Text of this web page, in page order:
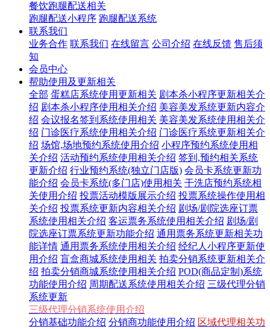
餐饮跑腿配送相关
跑腿配送小程序 跑腿配送系统
联系我们
业务合作 联系我们 在线留言 公司介绍 在线反馈 售后须
知
会员中心
帮助使用及更新相关
全部 蛋糕店系统使用更新相关 剧本杀小程序更新相关介
绍 剧本杀小程序使用相关介绍 美容美发系统更新内容介
绍 会议报名签到系统使用相关 美容美发系统使用相关介
绍 门诊医疗系统使用相关介绍 门诊医疗系统更新相关介
绍 场馆,场地预约系统使用介绍 小程序预约系统使用相
关介绍 活动预约系统使用相关介绍 签到,预约相关系统
更新介绍 行业预约系统(独立门店版) 会员卡系统更新功
能介绍 会员卡系统(多门店)使用相关 干洗店预约系统相
关使用介绍 投票活动模版展示介绍 投票系统操作使用相
关介绍 投票系统更新内容相关介绍 剧场/剧院选座订票
系统使用相关介绍 客运票务系统使用相关介绍 剧场/剧
院选座订票系统更新功能介绍 通用票务系统更新相关功
能详情 通用票务系统使用相关介绍 经纪人小程序更新使
用介绍 盲盒商城系统使用相关 拍卖分销系统更新相关介
绍 拍卖分销商城系统使用相关介绍 POD(商品定制)系统
功能使用介绍 周期配送系统使用相关介绍 三级代理分销
系统更新
三级代理分销系统使用介绍
分销基础功能介绍 分销商功能使用介绍 区域代理相关功